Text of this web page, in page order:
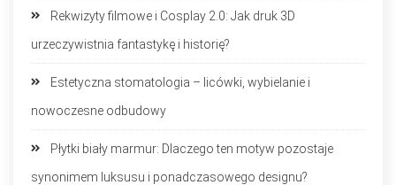
Rekwizyty filmowe i Cosplay 2.0: Jak druk 3D
urzeczywistnia fantastykę i historię?
Estetyczna stomatologia – licówki, wybielanie i
nowoczesne odbudowy
Płytki biały marmur: Dlaczego ten motyw pozostaje
synonimem luksusu i ponadczasowego designu?